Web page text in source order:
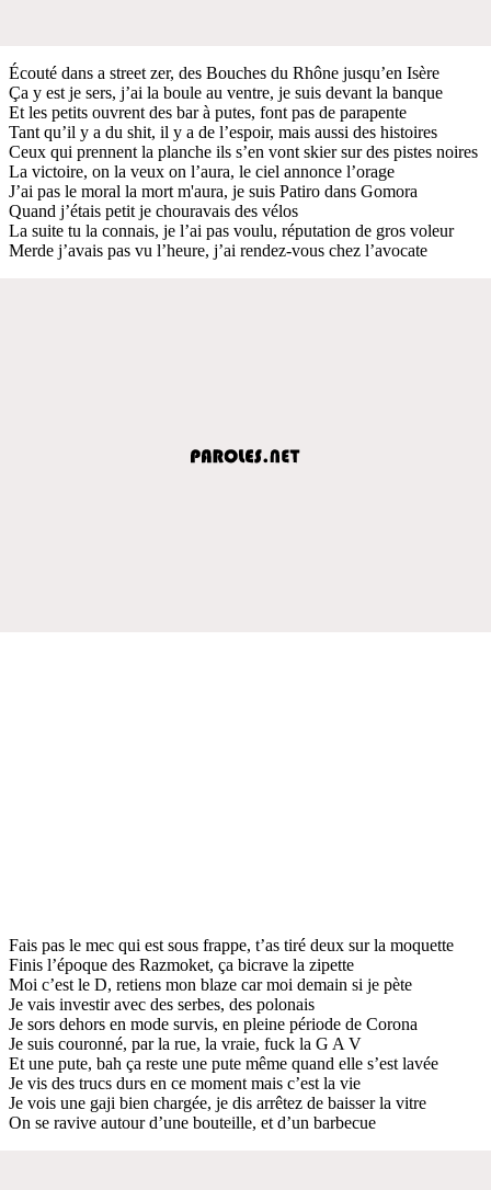
Écouté dans a street zer, des Bouches du Rhône jusqu’en Isère
Ça y est je sers, j’ai la boule au ventre, je suis devant la banque
Et les petits ouvrent des bar à putes, font pas de parapente
Tant qu’il y a du shit, il y a de l’espoir, mais aussi des histoires
Ceux qui prennent la planche ils s’en vont skier sur des pistes noires
La victoire, on la veux on l’aura, le ciel annonce l’orage
J’ai pas le moral la mort m'aura, je suis Patiro dans Gomora
Quand j’étais petit je chouravais des vélos
La suite tu la connais, je l’ai pas voulu, réputation de gros voleur
Merde j’avais pas vu l’heure, j’ai rendez-vous chez l’avocate
Fais pas le mec qui est sous frappe, t’as tiré deux sur la moquette
Finis l’époque des Razmoket, ça bicrave la zipette
Moi c’est le D, retiens mon blaze car moi demain si je pète
Je vais investir avec des serbes, des polonais
Je sors dehors en mode survis, en pleine période de Corona
Je suis couronné, par la rue, la vraie, fuck la G A V
Et une pute, bah ça reste une pute même quand elle s’est lavée
Je vis des trucs durs en ce moment mais c’est la vie
Je vois une gaji bien chargée, je dis arrêtez de baisser la vitre
On se ravive autour d’une bouteille, et d’un barbecue